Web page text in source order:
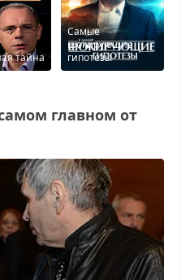
тайна
Самые
шокирующие
гипотезы
главном от